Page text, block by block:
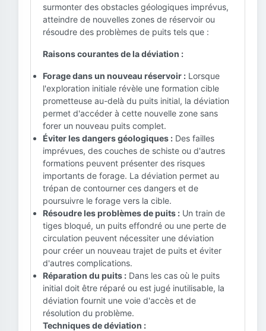
surmonter des obstacles géologiques imprévus,
atteindre de nouvelles zones de réservoir ou
résoudre des problèmes de puits tels que :
Raisons courantes de la déviation :
Forage dans un nouveau réservoir : Lorsque
l'exploration initiale révèle une formation cible
prometteuse au-delà du puits initial, la déviation
permet d'accéder à cette nouvelle zone sans
forer un nouveau puits complet.
Éviter les dangers géologiques : Des failles
imprévues, des couches de schiste ou d'autres
formations peuvent présenter des risques
importants de forage. La déviation permet au
trépan de contourner ces dangers et de
poursuivre le forage vers la cible.
Résoudre les problèmes de puits : Un train de
tiges bloqué, un puits effondré ou une perte de
circulation peuvent nécessiter une déviation
pour créer un nouveau trajet de puits et éviter
d'autres complications.
Réparation du puits : Dans les cas où le puits
initial doit être réparé ou est jugé inutilisable, la
déviation fournit une voie d'accès et de
résolution du problème.
Techniques de déviation :